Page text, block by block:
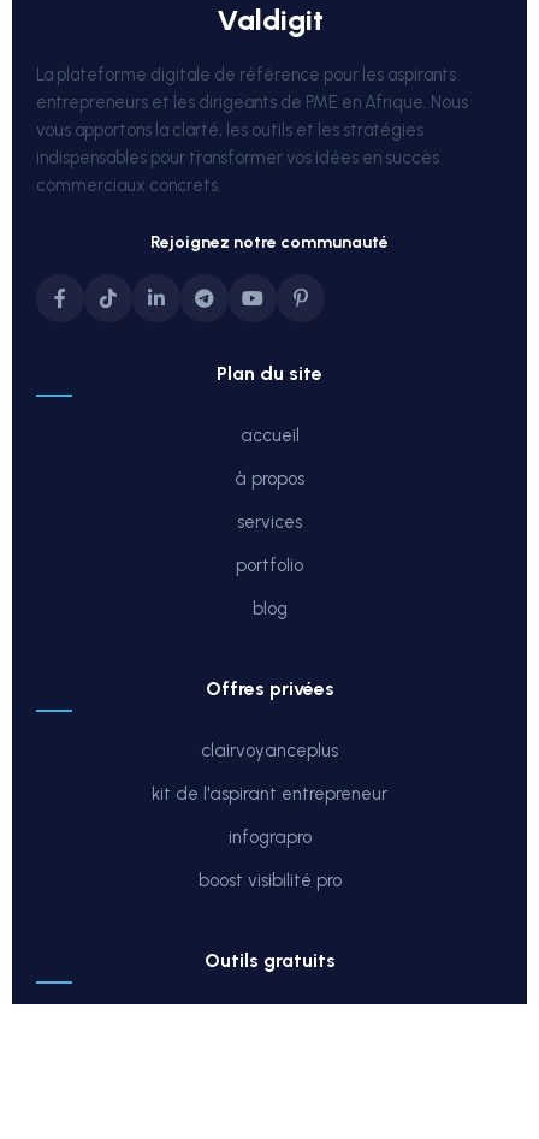
valdigit
La plateforme digitale de référence pour les aspirants
entrepreneurs et les dirigeants de PME en Afrique. Nous
vous apportons la clarté, les outils et les stratégies
indispensables pour transformer vos idées en succès
commerciaux concrets.
rejoignez notre communauté
plan du site
accueil
à propos
services
portfolio
blog
offres privées
clairvoyanceplus
kit de l'aspirant entrepreneur
infograpro
boost visibilité pro
outils gratuits